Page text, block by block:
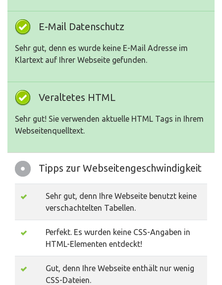
E-Mail Datenschutz
Sehr gut, denn es wurde keine E-Mail Adresse im
Klartext auf Ihrer Webseite gefunden.
Veraltetes HTML
Sehr gut! Sie verwenden aktuelle HTML Tags in Ihrem
Webseitenquelltext.
Tipps zur Webseitengeschwindigkeit
Sehr gut, denn Ihre Webseite benutzt keine
verschachtelten Tabellen.
Perfekt. Es wurden keine CSS-Angaben in
HTML-Elementen entdeckt!
Gut, denn Ihre Webseite enthält nur wenig
CSS-Dateien.